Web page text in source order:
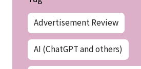
Advertisement Review
AI (ChatGPT and others)